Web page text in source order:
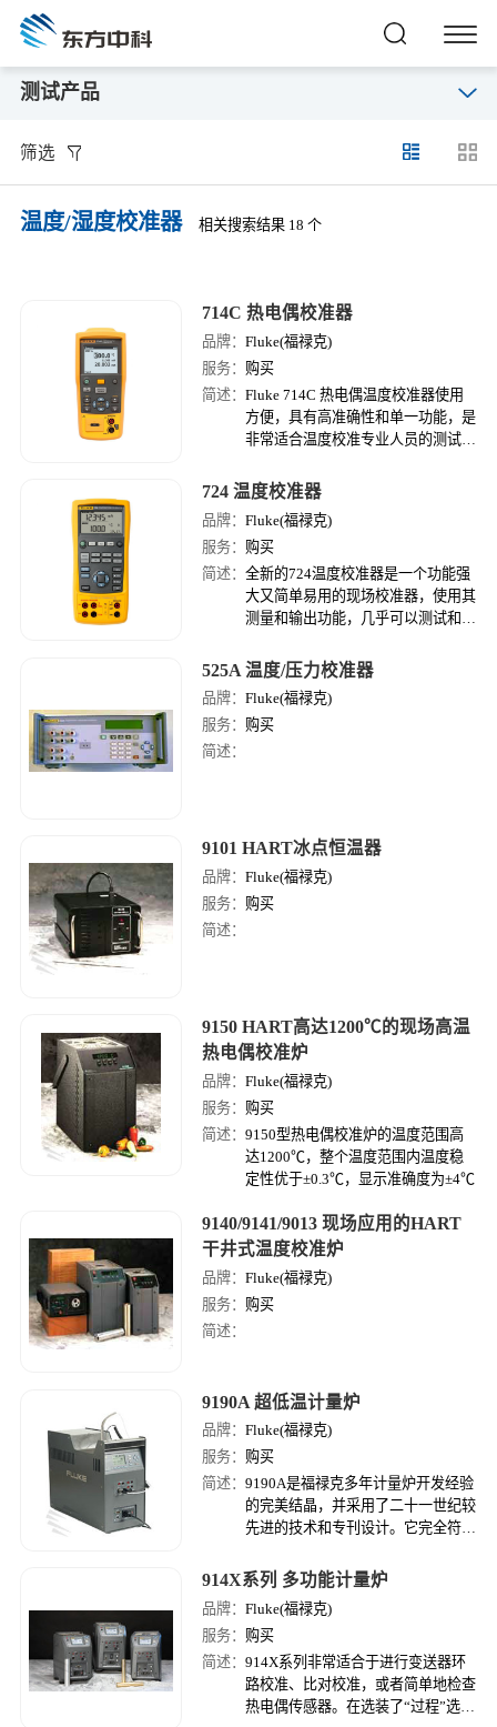
测试产品
筛选
温度/湿度校准器 相关搜索结果 18 个
714C 热电偶校准器
品牌：Fluke(福禄克)
服务： 购买
简述：Fluke 714C 热电偶温度校准器使用
方便，具有高准确性和单一功能，是
非常适合温度校准专业人员的测试工
724 温度校准器
品牌：Fluke(福禄克)
服务： 购买
简述：全新的724温度校准器是一个功能强
大又简单易用的现场校准器，使用其
测量和输出功能，几乎可以测试和校
525A 温度/压力校准器
品牌：Fluke(福禄克)
服务： 购买
简述：
9101 HART冰点恒温器
品牌：Fluke(福禄克)
服务： 购买
简述：
9150 HART高达1200℃的现场高温
热电偶校准炉
品牌：Fluke(福禄克)
服务： 购买
简述：9150型热电偶校准炉的温度范围高
达1200℃，整个温度范围内温度稳
定性优于±0.3℃，显示准确度为±4℃
9140/9141/9013 现场应用的HART
干井式温度校准炉
品牌：Fluke(福禄克)
服务： 购买
简述：
9190A 超低温计量炉
品牌：Fluke(福禄克)
服务： 购买
简述：9190A是福禄克多年计量炉开发经验
的完美结晶，并采用了二十一世纪较
先进的技术和专刊设计。它完全符合
准器校准规范。其准确度，稳定性，
和迟滞指标都完全符合或优于该规范
所规定的指标。
914X系列 多功能计量炉
品牌：Fluke(福禄克)
服务： 购买
简述：914X系列非常适合于进行变送器环
路校准、比对校准，或者简单地检查
热电偶传感器。在选装了“过程”选件